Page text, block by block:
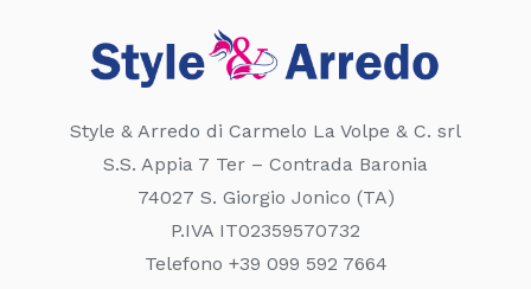
Style & Arredo di Carmelo La Volpe & C. srl
S.S. Appia 7 Ter – Contrada Baronia
74027 S. Giorgio Jonico (TA)
P.IVA IT02359570732
Telefono +39 099 592 7664